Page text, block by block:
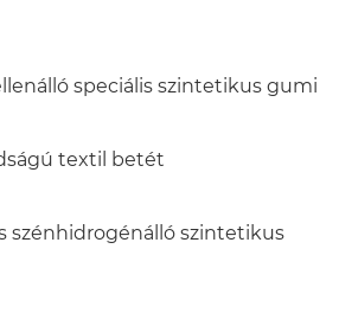
speciális szintetikus gumi
textil betét
szénhidrogénálló szintetikus